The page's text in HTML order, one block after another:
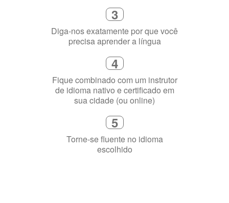
Selecione uma duração de curso
flexível que se ajuste à sua agenda
3
Diga-nos exatamente por que você
precisa aprender a língua
4
Fique combinado com um instrutor
de idioma nativo e certificado em
sua cidade (ou online)
5